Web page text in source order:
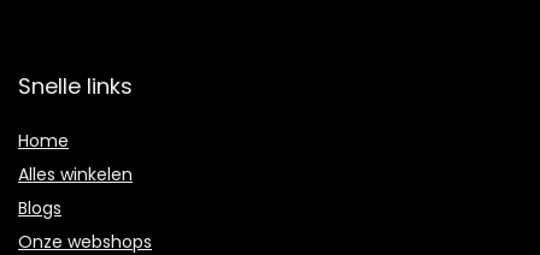
Snelle links
Home
Alles winkelen
Blogs
Onze webshops